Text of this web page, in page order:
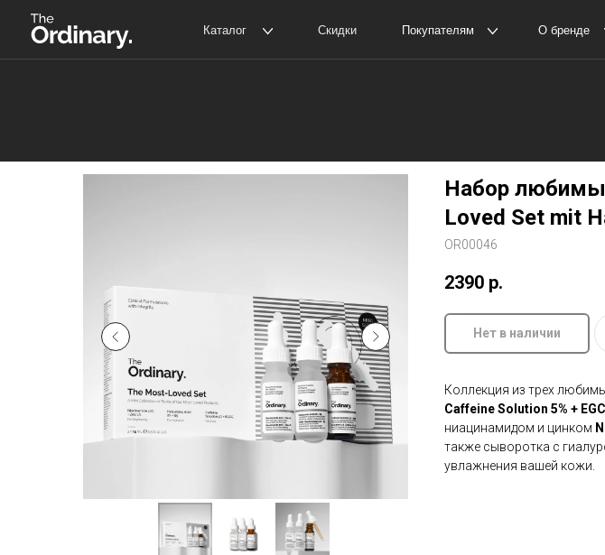
Набор
Loved Set mit
OR00046
2390 р.
Нет в наличии
Коллекция из трех
Caffeine Solution 5% +
ниацинамидом и цинком
также сыворотка с
увлажнения вашей кожи.
Скидки
Каталог Покупателям О бренде
Корейская косметика